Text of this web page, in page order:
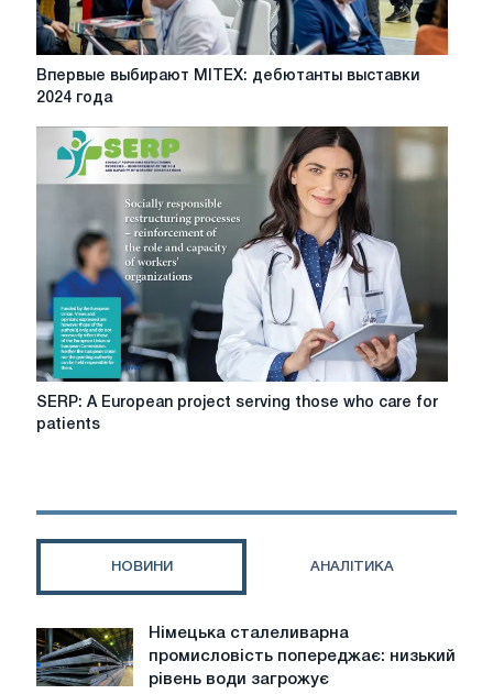
Впервые
выбирают
дебютанты
выставки
2024
Впервые выбирают MITEX: дебютанты выставки
2024 года
SERP:
those
patients
SERP: A European project serving those who care for
patients
НОВИНИ АНАЛІТИКА
Німецька
сталеливарна
промисловість
Німецька сталеливарна
промисловість попереджає: низький
рівень води загрожує